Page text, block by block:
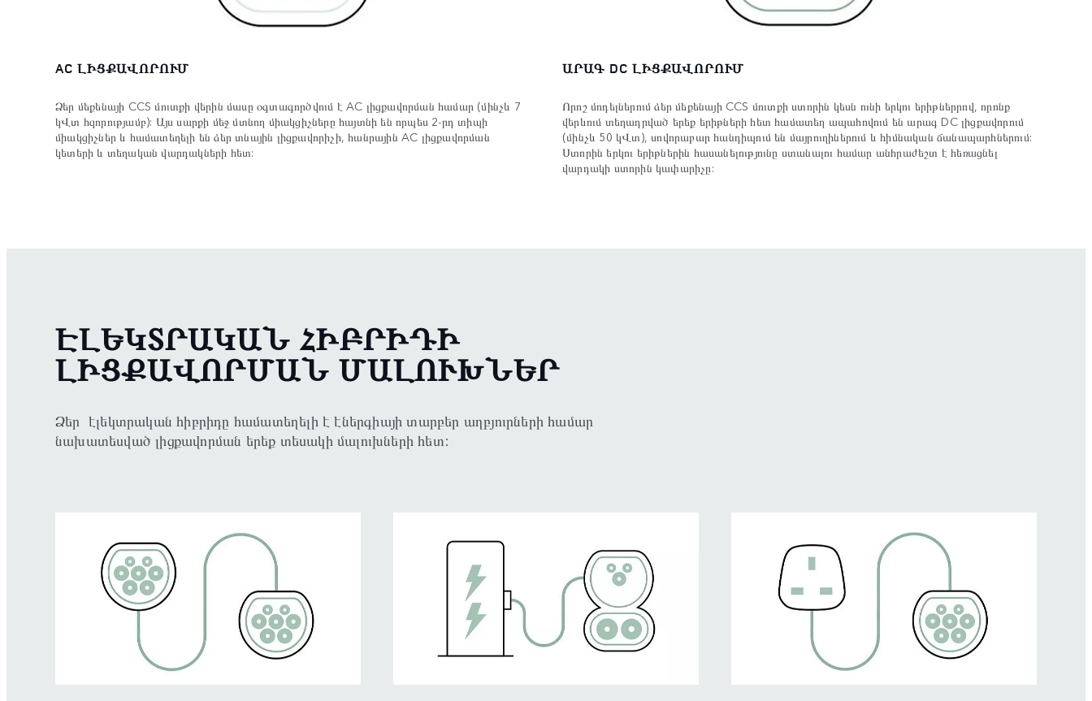
AC ԼԻՑՔԱՎՈՐՈՒՄ
Ձեր մեքենայի CCS մուտքի վերին մասը օգտագործվում է AC լիցքավորման համար (մինչև 7
կՎտ հզորությամբ): Այս սարքի մեջ մտնող միակցիչները հայտնի են որպես 2-րդ տիպի
միակցիչներ և համատեղելի են ձեր տնային լիցքավորիչի, հանրային AC լիցքավորման
կետերի և տեղական վարդակների հետ:
ԱՐԱԳ DC ԼԻՑՔԱՎՈՐՈՒՄ
Որոշ մոդելներում ձեր մեքենայի CCS մուտքի ստորին կեսն ունի երկու երիթներրով, որոնք
վերևում տեղադրված երեք երիթների հետ համատեղ ապահովում են արագ DC լիցքավորում
(մինչև 50 կՎտ), սովորաբար հանդիպում են մայրուղիներում և հիմնական ճանապարհներում:
Ստորին երկու երիթներին հասանելությունը ստանալու համար անհրաժեշտ է հեռացնել
վարդակի ստորին կափարիչը:
ԷԼԵԿՏՐԱԿԱՆ ՀԻԲՐԻԴԻ
ԼԻՑՔԱՎՈՐՄԱՆ ՄԱԼՈՒԽՆԵՐ
Ձեր էլեկտրական հիբրիդը համատեղելի է էներգիայի տարբեր աղբյուրների համար
նախատեսված լիցքավորման երեք տեսակի մալուխների հետ: